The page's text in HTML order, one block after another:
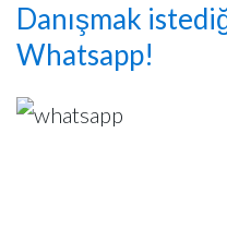
Danışmak
Whatsapp!